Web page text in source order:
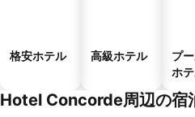
格安ホテル 高級ホテル
プ
ホ
Hotel Concorde周辺の宿